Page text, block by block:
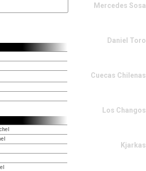
Mercedes Sosa
Daniel Toro
Cuecas Chilenas
Los Changos
Kjarkas